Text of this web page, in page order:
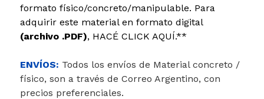
formato físico/concreto/manipulable. Para
adquirir este material en formato digital
(archivo .PDF), HACÉ CLICK AQUÍ.**
ENVÍOS: Todos los envíos de Material concreto /
físico, son a través de Correo Argentino, con
precios preferenciales.